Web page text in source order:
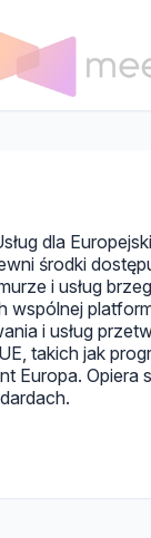
dla
środki
i usług
i usług
takich jak
Europa. Opiera